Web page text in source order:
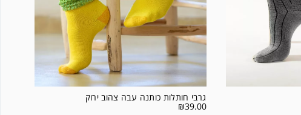
גרבי חותלות כותנה עבה צהוב ירוק
₪39.00